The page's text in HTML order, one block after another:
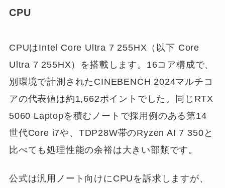
CPU
CPUはIntel Core Ultra 7 255HX（以下 Core
Ultra 7 255HX）を搭載します。16コア構成で、
別環境で計測されたCINEBENCH 2024マルチコ
アの代表値は約1,662ポイントでした。同じRTX
5060 Laptopを積むノートで採用例のある第14
世代Core i7や、TDP28W帯のRyzen AI 7 350と
比べても処理性能の余裕は大きい部類です。
公式は汎用ノート向けにCPUを訴求しますが、